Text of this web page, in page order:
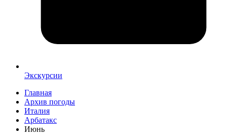
Экскурсии
Главная
Архив погоды
Италия
Арбатакс
Июнь